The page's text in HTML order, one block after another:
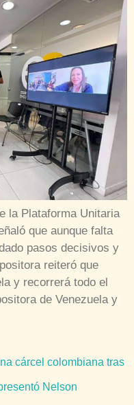
la Plataforma Unitaria
que aunque falta
pasos decisivos y
reiteró que
y recorrerá todo el
de Venezuela y
cárcel colombiana tras
Nelson